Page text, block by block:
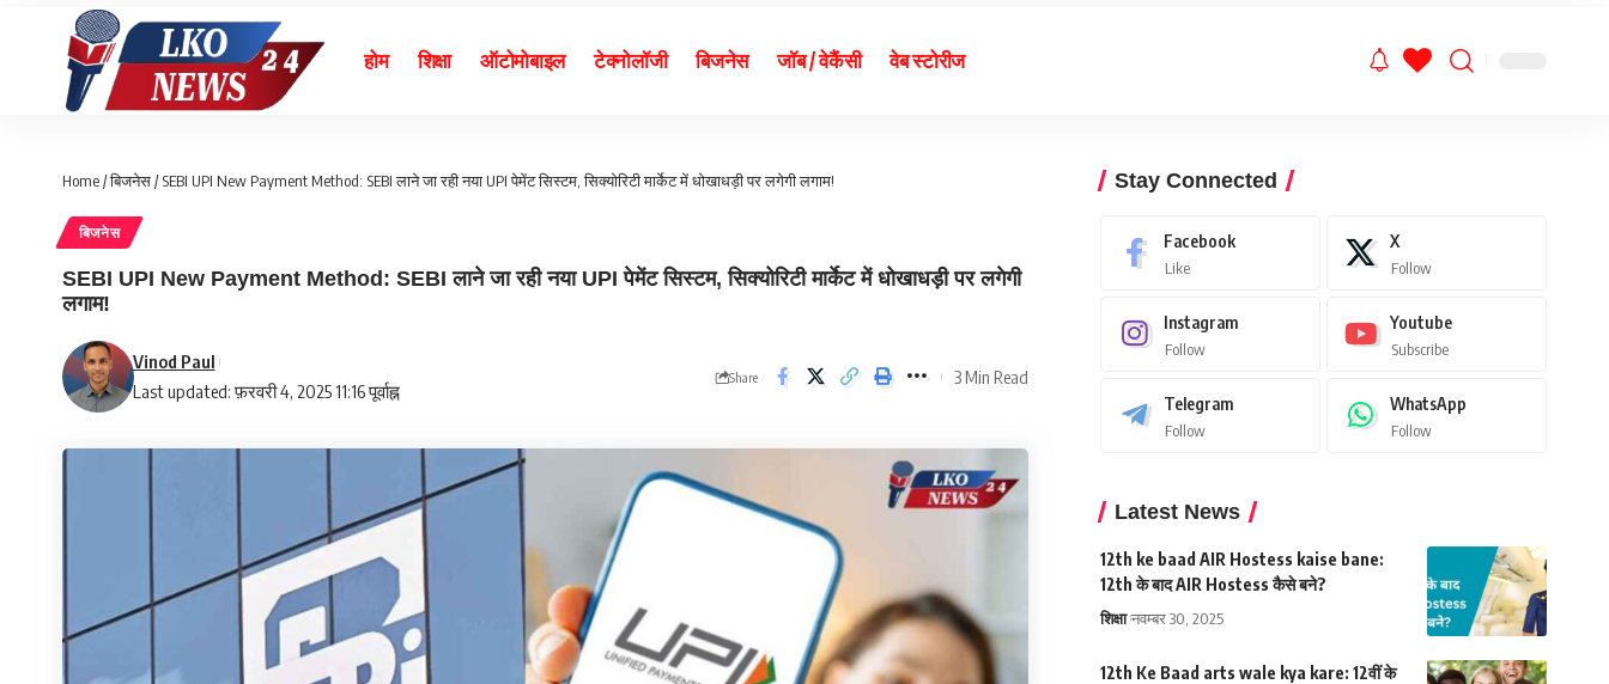
होम शिक्षा ऑटोमोबाइल टेक्नोलॉजी बिजनेस जॉब / वेकैंसी वेब स्टोरीज
Home/बिजनेस/SEBI UPI New Payment Method: SEBI लाने जा रही नया UPI पेमेंट सिस्टम, सिक्योरिटी मार्केट में धोखाधड़ी पर लगेगी लगाम!
बिजनेस
SEBI UPI New Payment Method: SEBI लाने जा रही नया UPI पेमेंट सिस्टम, सिक्योरिटी मार्केट में धोखाधड़ी पर लगेगी
लगाम!
Last updated: फ़रवरी 4, 2025 11:16 पूर्वाह्न
Vinod Paul
Share 3 Min Read
Stay Connected
Facebook
Like
X
Follow
Instagram
Follow
Youtube
Subscribe
Telegram
Follow
WhatsApp
Follow
Latest News
12th ke baad AIR Hostess kaise bane:
12th के बाद AIR Hostess कैसे बने?
शिक्षा नवम्बर 30, 2025
12th Ke Baad arts wale kya kare: 12वीं के